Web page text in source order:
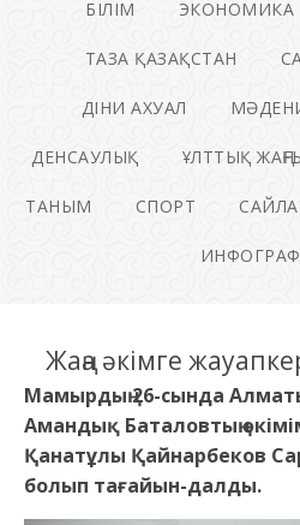
БІЛІМ ЭКОНОМИКА
ТАЗА ҚАЗАҚСТАН
ДІНИ АХУАЛ
ДЕНСАУЛЫҚ ҰЛТТЫҚ
ТАНЫМ СПОРТ
Жаңа әкімге
Мамырдың 26-сында
Амандық Баталовтың
Қанатұлы Қайнарбеков
болып тағайын-далды.